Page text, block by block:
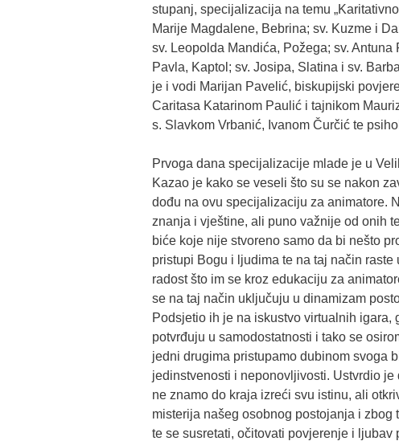
stupanj, specijalizacija na temu
Marije Magdalene, Bebrina; sv. Kuzme i
sv. Leopolda Mandića, Požega; sv.
Pavla, Kaptol; sv. Josipa, Slatina i sv.
je i vodi Marijan Pavelić, biskupijski
Caritasa Katarinom Paulić i tajnikom
s. Slavkom Vrbanić, Ivanom Čurčić te
Prvoga dana specijalizacije mlade je u
Kazao je kako se veseli što su se nakon
dođu na ovu specijalizaciju za animatore.
znanja i vještine, ali puno važnije od onih
biće koje nije stvoreno samo da bi nešto
pristupi Bogu i ljudima te na taj način
radost što im se kroz edukaciju za
se na taj način uključuju u dinamizam
Podsjetio ih je na iskustvo virtualnih igara,
potvrđuju u samodostatnosti i tako se
jedni drugima pristupamo dubinom svoga
jedinstvenosti i neponovljivosti. Ustvrdio
ne znamo do kraja izreći svu istinu, ali
misterija našeg osobnog postojanja i
te se susretati, očitovati povjerenje i